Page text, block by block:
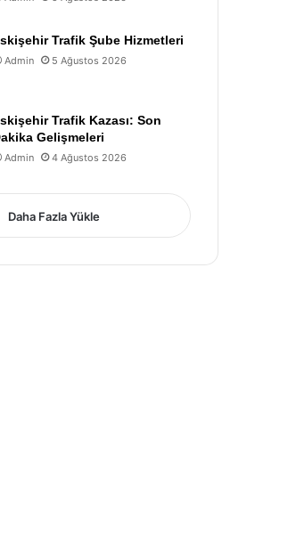
Trafik Şube Hizmetleri
Admin 5 Ağustos 2026
Trafik Kazası: Son
Gelişmeleri
Admin 4 Ağustos 2026
Daha Fazla Yükle